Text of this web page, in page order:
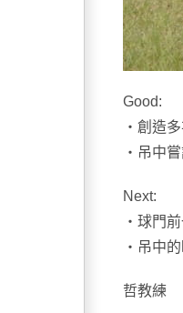
Good:
・創造
・吊中
Next:
・球門
・吊中
哲教練